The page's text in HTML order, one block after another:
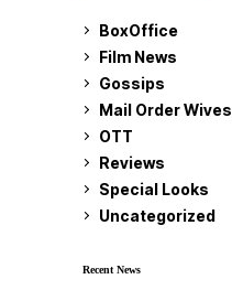
BoxOffice
Film News
Gossips
Mail Order Wives
OTT
Reviews
Special Looks
Uncategorized
Recent News